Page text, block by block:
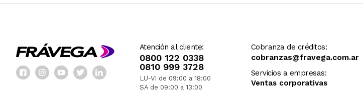
Atención al cliente:
0800 122 0338
0810 999 3728
LU-VI de 09:00 a 18:00
SA de 09:00 a 13:00
Cobranza de créditos:
cobranzas@fravega.com.ar
Servicios a empresas:
Ventas corporativas